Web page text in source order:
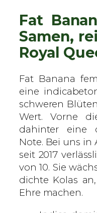
S
e
e
d
–
f
e
m
i
n
i
s
i
e
Fat
Samen,
Royal
Fat Banana
eine
schweren
Wert. Vorne
dahinter eine
Note. Bei uns in
seit 2017
von 10. Sie
dichte Kolas
Ehre machen.